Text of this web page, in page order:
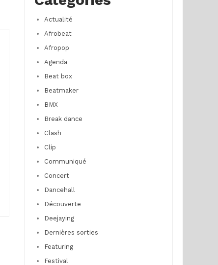
Actualité
Afrobeat
Afropop
Agenda
Beat box
Beatmaker
BMX
Break dance
Clash
Clip
Communiqué
Concert
Dancehall
Découverte
Deejaying
Dernières sorties
Featuring
Festival